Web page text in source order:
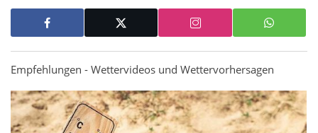
Empfehlungen - Wettervideos und Wettervorhersagen